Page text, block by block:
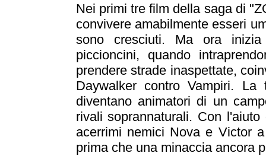
Nei primi tre film della saga di
convivere amabilmente esseri
sono cresciuti. Ma ora
piccioncini, quando
prendere strade inaspettate,
Daywalker contro Vampiri.
diventano animatori di un
rivali soprannaturali. Con
acerrimi nemici Nova e Victor
prima che una minaccia ancora